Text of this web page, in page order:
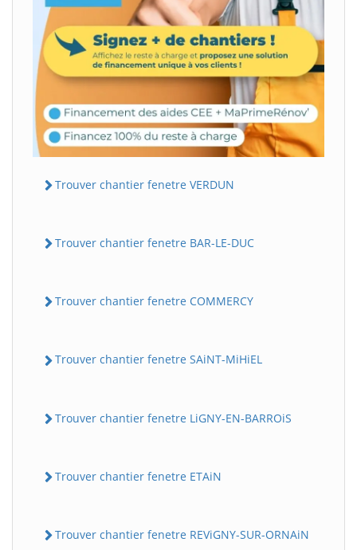
Trouver chantier fenetre VERDUN
Trouver chantier fenetre BAR-LE-DUC
Trouver chantier fenetre COMMERCY
Trouver chantier fenetre SAiNT-MiHiEL
Trouver chantier fenetre LiGNY-EN-BARROiS
Trouver chantier fenetre ETAiN
Trouver chantier fenetre REViGNY-SUR-ORNAiN